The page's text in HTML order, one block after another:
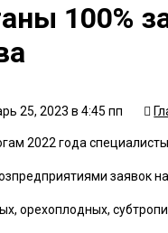
100%
25, 2023 в 4:45 пп
2022 года
заявок
орехоплодных,